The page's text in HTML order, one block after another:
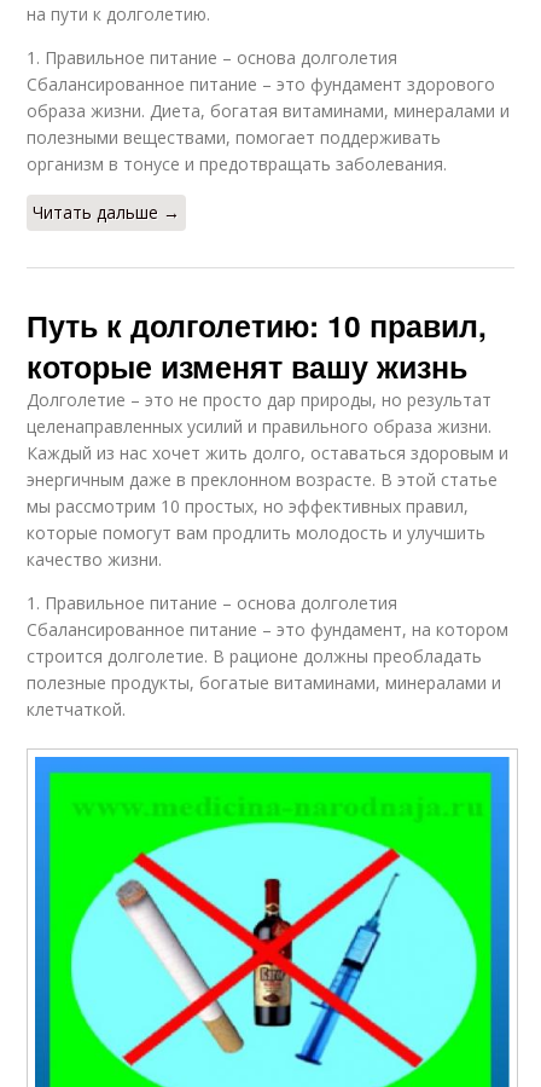
на пути к долголетию.
1. Правильное питание – основа долголетия
Сбалансированное питание – это фундамент здорового
образа жизни. Диета, богатая витаминами, минералами и
полезными веществами, помогает поддерживать
организм в тонусе и предотвращать заболевания.
Читать дальше →
Путь к долголетию: 10 правил,
которые изменят вашу жизнь
Долголетие – это не просто дар природы, но результат
целенаправленных усилий и правильного образа жизни.
Каждый из нас хочет жить долго, оставаться здоровым и
энергичным даже в преклонном возрасте. В этой статье
мы рассмотрим 10 простых, но эффективных правил,
которые помогут вам продлить молодость и улучшить
качество жизни.
1. Правильное питание – основа долголетия
Сбалансированное питание – это фундамент, на котором
строится долголетие. В рационе должны преобладать
полезные продукты, богатые витаминами, минералами и
клетчаткой.